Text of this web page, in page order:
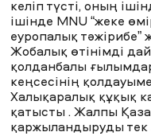
келіп түсті, оның
ішінде MNU “жеке
еуропалық
Жобалық өтінімді
қолданбалы
кеңсесінің
Халықаралық құқық
қатысты . Жалпы
қаржыландыруды тек